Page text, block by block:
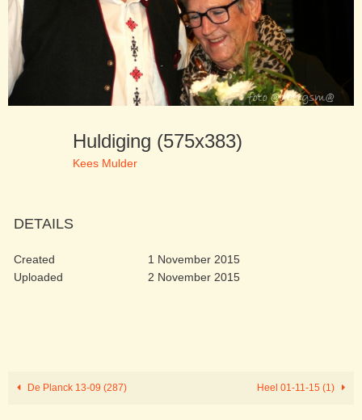
Huldiging (575x383)
Kees Mulder
DETAILS
Created
1 November 2015
Uploaded
2 November 2015
De Planck 13-09 (287) Heel 01-11-15 (1)